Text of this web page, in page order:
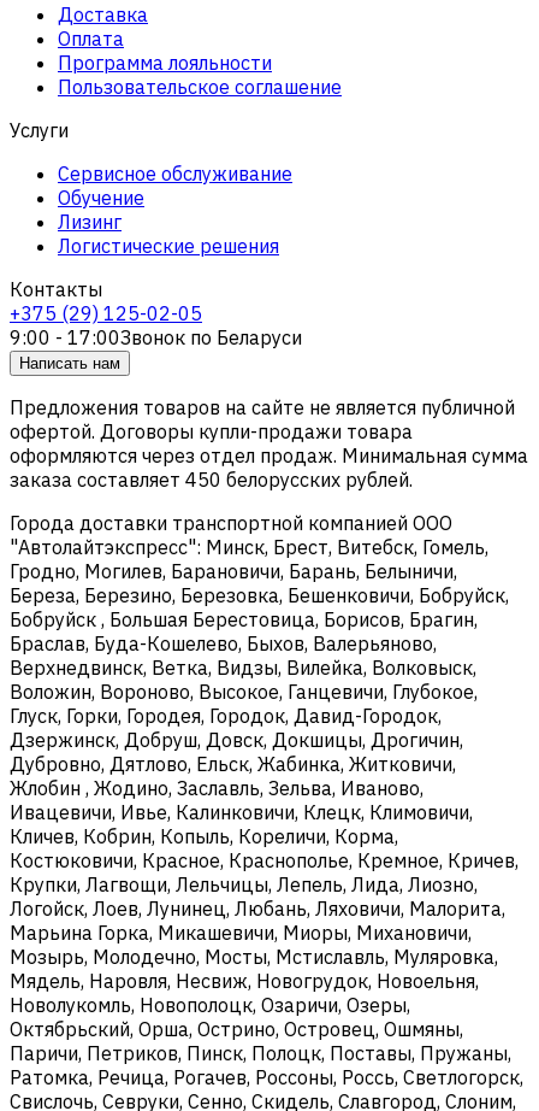
Доставка
Оплата
Программа лояльности
Пользовательское соглашение
Услуги
Сервисное обслуживание
Обучение
Лизинг
Логистические решения
Контакты
+375 (29) 125-02-05
9:00 - 17:00Звонок по Беларуси
Написать нам
Предложения товаров на сайте не является публичной
офертой. Договоры купли-продажи товара
оформляются через отдел продаж. Минимальная сумма
заказа составляет 450 белорусских рублей.
Города доставки транспортной компанией ООО
"Автолайтэкспресс": Минск, Брест, Витебск, Гомель,
Гродно, Могилев, Барановичи, Барань, Белыничи,
Береза, Березино, Березовка, Бешенковичи, Бобруйск,
Бобруйск , Большая Берестовица, Борисов, Брагин,
Браслав, Буда-Кошелево, Быхов, Валерьяново,
Верхнедвинск, Ветка, Видзы, Вилейка, Волковыск,
Воложин, Вороново, Высокое, Ганцевичи, Глубокое,
Глуск, Горки, Городея, Городок, Давид-Городок,
Дзержинск, Добруш, Довск, Докшицы, Дрогичин,
Дубровно, Дятлово, Ельск, Жабинка, Житковичи,
Жлобин , Жодино, Заславль, Зельва, Иваново,
Ивацевичи, Ивье, Калинковичи, Клецк, Климовичи,
Кличев, Кобрин, Копыль, Кореличи, Корма,
Костюковичи, Красное, Краснополье, Кремное, Кричев,
Крупки, Лагвощи, Лельчицы, Лепель, Лида, Лиозно,
Логойск, Лоев, Лунинец, Любань, Ляховичи, Малорита,
Марьина Горка, Микашевичи, Миоры, Михановичи,
Мозырь, Молодечно, Мосты, Мстиславль, Муляровка,
Мядель, Наровля, Несвиж, Новогрудок, Новоельня,
Новолукомль, Новополоцк, Озаричи, Озеры,
Октябрьский, Орша, Острино, Островец, Ошмяны,
Паричи, Петриков, Пинск, Полоцк, Поставы, Пружаны,
Ратомка, Речица, Рогачев, Россоны, Россь, Светлогорск,
Свислочь, Севруки, Сенно, Скидель, Славгород, Слоним,